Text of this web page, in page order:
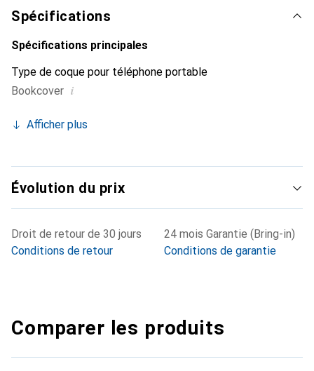
Spécifications
Spécifications principales
Type de coque pour téléphone portable
Bookcover i
Afficher plus
Évolution du prix
Droit de retour de 30 jours
Conditions de retour
24 mois Garantie (Bring-in)
Conditions de garantie
Comparer les produits